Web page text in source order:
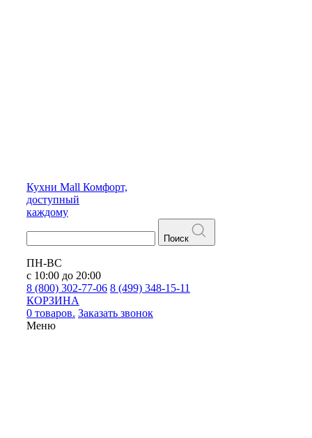
Кухни Mall Комфорт,
доступный
каждому
Поиск
ПН-ВС
с 10:00 до 20:00
8 (800) 302-77-06 8 (499) 348-15-11
КОРЗИНА
0 товаров. Заказать звонок
Меню